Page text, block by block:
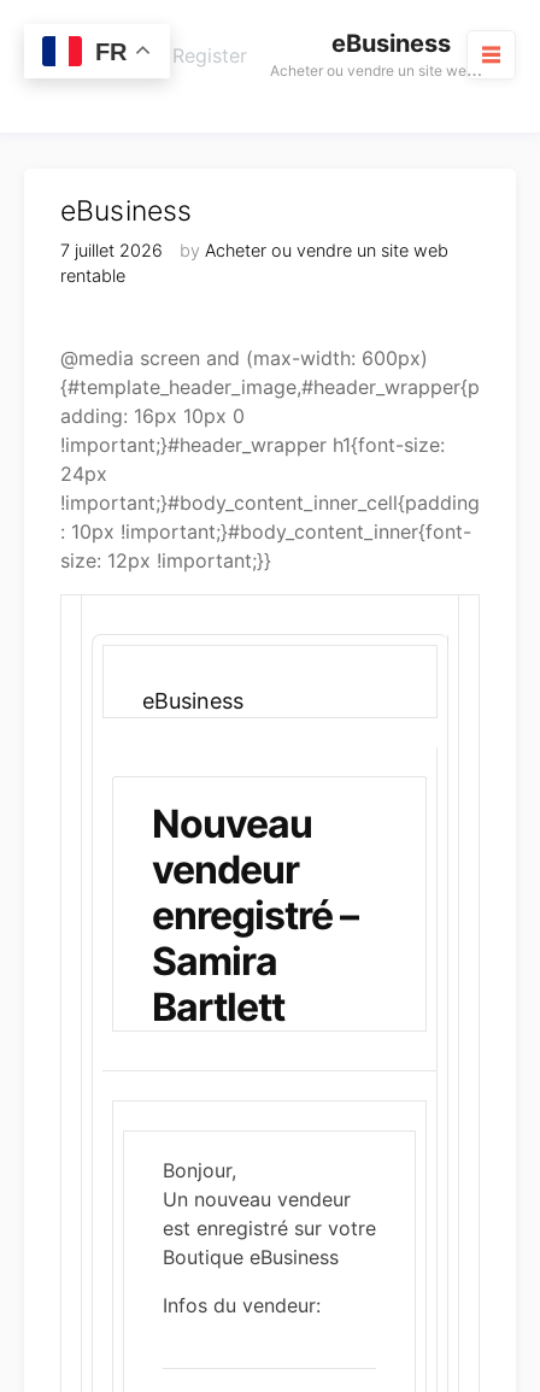
content
eBusiness
A
cheter ou vendre un site web rentable
CartLogin / Register
eBusiness
7 juillet 2026 by Acheter ou vendre un site web
rentable
@media screen and (max-width: 600px)
{#template_header_image,#header_wrapper{p
adding: 16px 10px 0
!important;}#header_wrapper h1{font-size:
24px
!important;}#body_content_inner_cell{padding
: 10px !important;}#body_content_inner{font-
size: 12px !important;}}
eBusiness
Nouveau
vendeur
enregistré –
Samira
Bartlett
Bonjour,
Un nouveau vendeur
est enregistré sur votre
Boutique eBusiness
Infos du vendeur:
FR